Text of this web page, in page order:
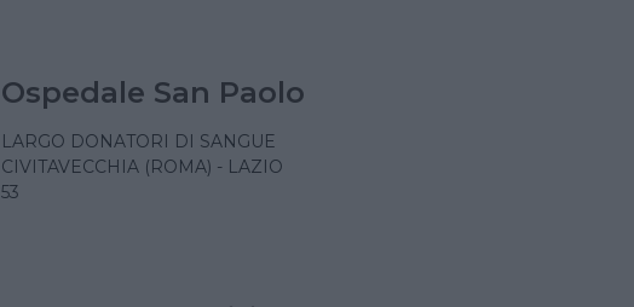
Ospedale San Paolo
LARGO DONATORI DI SANGUE
CIVITAVECCHIA (ROMA) - LAZIO
53